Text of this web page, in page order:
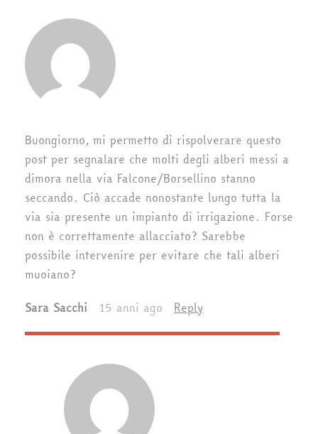
Buongiorno, mi permetto di rispolverare questo
post per segnalare che molti degli alberi messi a
dimora nella via Falcone/Borsellino stanno
seccando. Ciò accade nonostante lungo tutta la
via sia presente un impianto di irrigazione. Forse
non è correttamente allacciato? Sarebbe
possibile intervenire per evitare che tali alberi
muoiano?
Sara Sacchi
15 anni ago Reply